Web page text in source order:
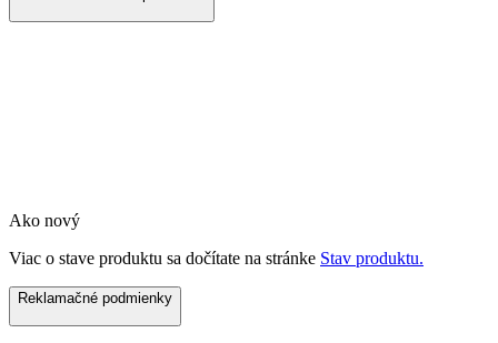
Ako nový
Viac o stave produktu sa dočítate na stránke Stav produktu.
Reklamačné podmienky